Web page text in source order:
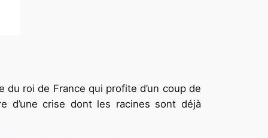
du roi de France qui profite d’un coup de
d’une crise dont les racines sont déjà